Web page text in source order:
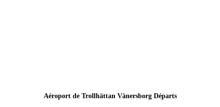
Aéroport de Trollhättan Vänersborg Départs